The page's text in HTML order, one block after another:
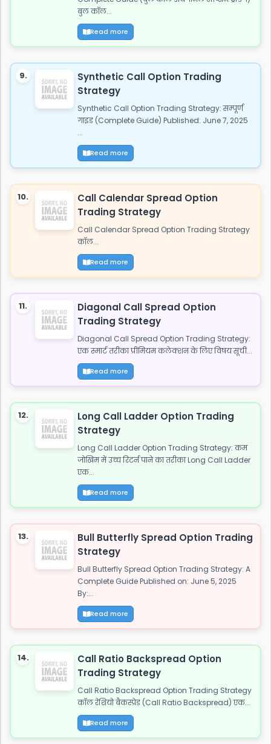
बुल कॉल...
Read more
9.
Synthetic Call Option Trading
Strategy
Synthetic Call Option Trading Strategy: सम्पूर्ण
गाइड (Complete Guide) Published: June 7, 2025
...
Read more
10.
Call Calendar Spread Option
Trading Strategy
Call Calendar Spread Option Trading Strategy
कॉल...
Read more
11.
Diagonal Call Spread Option
Trading Strategy
Diagonal Call Spread Option Trading Strategy:
एक स्मार्ट तरीका प्रीमियम कलेक्शन के लिए विषय सूची...
Read more
12.
Long Call Ladder Option Trading
Strategy
Long Call Ladder Option Trading Strategy: कम
जोखिम में उच्च रिटर्न पाने का तरीका Long Call Ladder
एक...
Read more
13.
Bull Butterfly Spread Option Trading
Strategy
Bull Butterfly Spread Option Trading Strategy: A
Complete Guide Published on: June 5, 2025
By:...
Read more
14.
Call Ratio Backspread Option
Trading Strategy
Call Ratio Backspread Option Trading Strategy
कॉल रेशियो बैकस्प्रेड (Call Ratio Backspread) एक...
Read more